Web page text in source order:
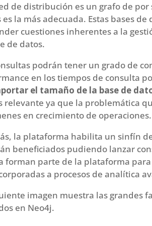
de distribución es un grafo de
es la más adecuada. Estas bases
cuestiones inherentes a la
de datos.
podrán tener un grado de
en los tiempos de consulta
el tamaño de la base de
relevante ya que la problemática
en crecimiento de operaciones.
la plataforma habilita un sinfín
beneficiados pudiendo lanzar
forman parte de la plataforma
a procesos de analítica
imagen muestra las grandes
en Neo4j.